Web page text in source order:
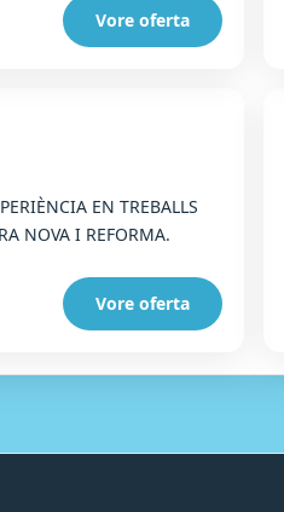
Vore oferta
EN TREBALLS
NOVA I REFORMA.
Vore oferta